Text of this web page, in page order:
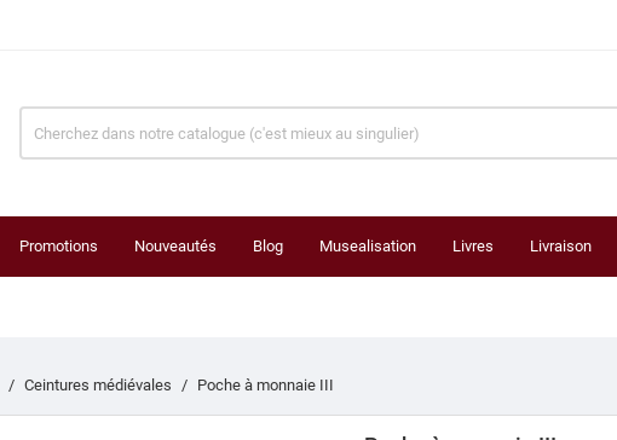
Promotions Nouveautés Blog Musealisation Livres Livraison
Ceintures médiévales Poche à monnaie III